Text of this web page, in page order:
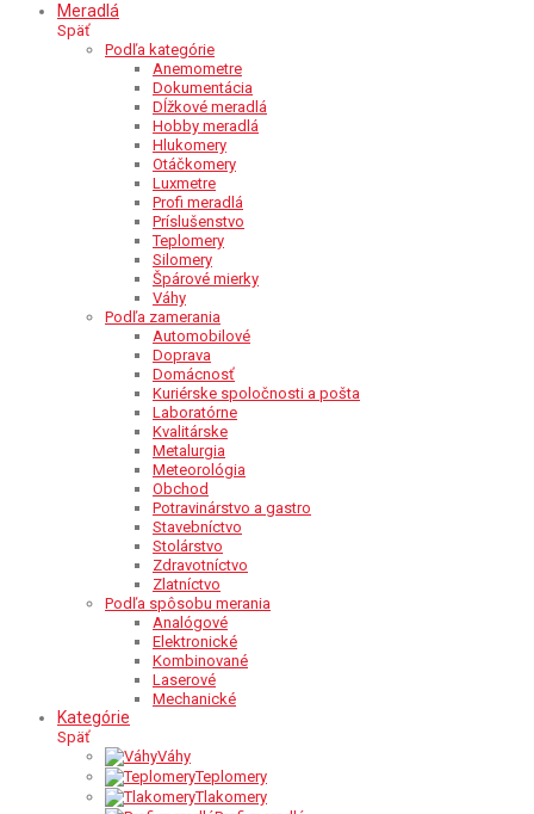
Meradlá
Späť
Podľa kategórie
Anemometre
Dokumentácia
Dĺžkové meradlá
Hobby meradlá
Hlukomery
Otáčkomery
Luxmetre
Profi meradlá
Príslušenstvo
Teplomery
Silomery
Špárové mierky
Váhy
Podľa zamerania
Automobilové
Doprava
Domácnosť
Kuriérske spoločnosti a pošta
Laboratórne
Kvalitárske
Metalurgia
Meteorológia
Obchod
Potravinárstvo a gastro
Stavebníctvo
Stolárstvo
Zdravotníctvo
Zlatníctvo
Podľa spôsobu merania
Analógové
Elektronické
Kombinované
Laserové
Mechanické
Kategórie
Späť
Váhy
Teplomery
Tlakomery